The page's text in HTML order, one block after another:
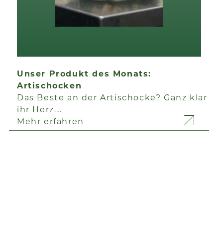
Unser Produkt des Monats:
Artischocken
Das Beste an der Artischocke? Ganz klar
ihr Herz.…
Mehr erfahren